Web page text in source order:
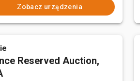
Zobacz urządzenia
Reserved Auction,